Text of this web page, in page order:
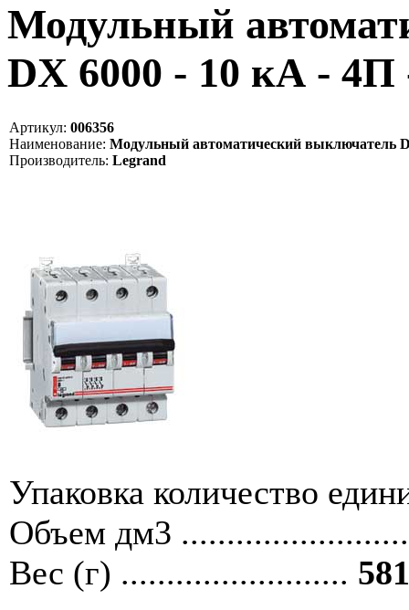
Модульный
DX 6000 - 10 кА -
Артикул: 006356
Наименование: Модульный автоматический выключатель
Производитель: Legrand
Упаковка количество
Объем дм3
Вес (г) .........................